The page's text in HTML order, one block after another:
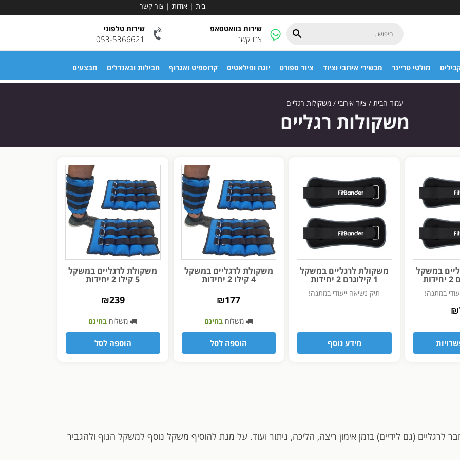
בית | אודות | צור קשר
שירות בוואטסאפ
צרו קשר
שירות טלפוני
053-5366621
מולטי טריינר מכשירי אירובי וציוד ציוד ספורט יוגה ופילאטיס קרוספיט ואגרוף חבילות ובאנדלים מבצעים
עמוד הבית / ציוד אירובי / משקולות רגליים
משקולות רגליים
במשקל
במתנה!
₪
משקולת לרגליים במשקל
1 קילוגרם 2 יחידות
תיק נשיאה ייעודי במתנה!
מידע נוסף
משקולת לרגליים במשקל
4 קילו 2 יחידות
₪177
משלוחבחינם
הוספה לסל
משקולת לרגליים במשקל
5 קילו 2 יחידות
₪239
משלוח בחינם
הוספה לסל
לרגליים (גם לידיים) בזמן אימון ריצה, הליכה, ניתור ועוד. על מנת להוסיף משקל נוסף למשקל הגוף ולהגביר